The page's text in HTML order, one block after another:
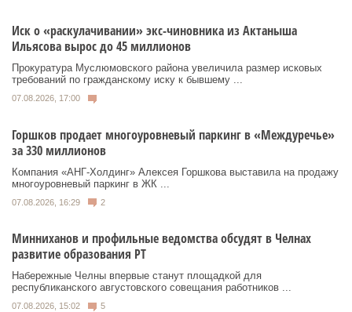
Иск о «раскулачивании» экс-чиновника из Актаныша
Ильясова вырос до 45 миллионов
Прокуратура Муслюмовского района увеличила размер исковых
требований по гражданскому иску к бывшему ...
07.08.2026, 17:00
Горшков продает многоуровневый паркинг в «Междуречье»
за 330 миллионов
Компания «АНГ-Холдинг» Алексея Горшкова выставила на продажу
многоуровневый паркинг в ЖК ...
07.08.2026, 16:29 2
Минниханов и профильные ведомства обсудят в Челнах
развитие образования РТ
Набережные Челны впервые станут площадкой для
республиканского августовского совещания работников ...
07.08.2026, 15:02 5